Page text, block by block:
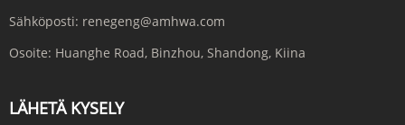
Sähköposti: renegeng@amhwa.com
Osoite: Huanghe Road, Binzhou, Shandong, Kiina
LÄHETÄ KYSELY